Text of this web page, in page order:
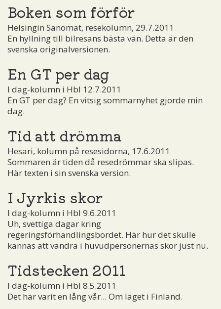
Boken som förför
Helsingin Sanomat, resekolumn, 29.7.2011
En hyllning till bilresans bästa vän. Detta är den
svenska originalversionen.
En GT per dag
I dag-kolumn i Hbl 12.7.2011
En GT per dag? En vitsig sommarnyhet gjorde min
dag.
Tid att drömma
Hesari, kolumn på resesidorna, 17.6.2011
Sommaren är tiden då resedrömmar ska slipas.
Här texten i sin svenska version.
I Jyrkis skor
I dag-kolumn i Hbl 9.6.2011
Uh, svettiga dagar kring
regeringsförhandlingsbordet. Här hur det skulle
kännas att vandra i huvudpersonernas skor just nu.
Tidstecken 2011
I dag-kolumn i Hbl 8.5.2011
Det har varit en lång vår... Om läget i Finland.